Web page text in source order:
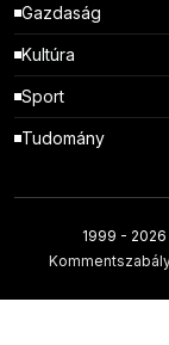
Gazdaság
Kultúra
Sport
Tudomány
1999 -